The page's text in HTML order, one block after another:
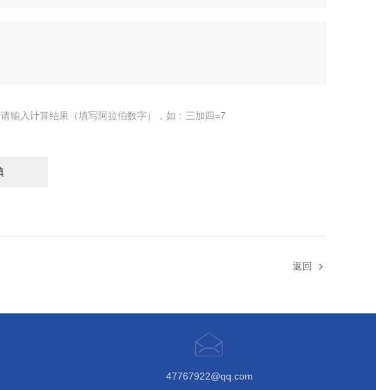
请输入计算结果（填写阿拉伯数字），如：三加四=7
返回
47767922@qq.com